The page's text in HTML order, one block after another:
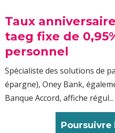
Taux
taeg fixe de
personnel
Spécialiste des solutions de
épargne), Oney Bank,
Banque Accord, affiche régul...
Poursuivre